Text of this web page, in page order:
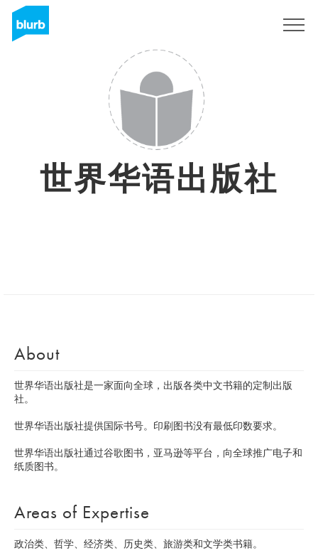
世界华语出版社
About
世界华语出版社是一家面向全球，出版各类中文书籍的定制出版
社。
世界华语出版社提供国际书号。印刷图书没有最低印数要求。
世界华语出版社通过谷歌图书，亚马逊等平台，向全球推广电子和
纸质图书。
Areas of Expertise
政治类、哲学、经济类、历史类、旅游类和文学类书籍。